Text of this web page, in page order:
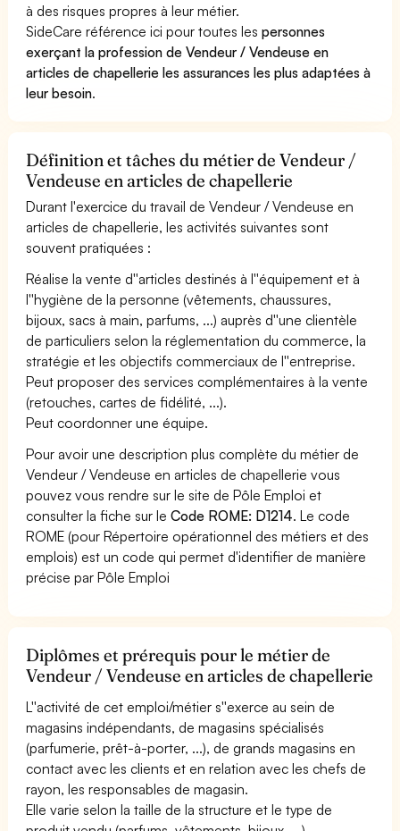
à des risques propres à leur métier.
SideCare référence ici pour toutes lespersonnes
exerçant la profession de Vendeur / Vendeuse en
articles de chapellerie les assurances les plus adaptées à
leur besoin.
Définition et tâches du métier de Vendeur /
Vendeuse en articles de chapellerie
Durant l'exercice du travail de Vendeur / Vendeuse en
articles de chapellerie, les activités suivantes sont
souvent pratiquées :
Réalise la vente d''articles destinés à l''équipement et à
l''hygiène de la personne (vêtements, chaussures,
bijoux, sacs à main, parfums, ...) auprès d''une clientèle
de particuliers selon la réglementation du commerce, la
stratégie et les objectifs commerciaux de l''entreprise.
Peut proposer des services complémentaires à la vente
(retouches, cartes de fidélité, ...).
Peut coordonner une équipe.
Pour avoir une description plus complète du métier de
Vendeur / Vendeuse en articles de chapellerie vous
pouvez vous rendre sur le site de Pôle Emploi et
consulter la fiche sur leCode ROME: D1214. Le code
ROME (pour Répertoire opérationnel des métiers et des
emplois) est un code qui permet d'identifier de manière
précise par Pôle Emploi
Diplômes et prérequis pour le métier de
Vendeur / Vendeuse en articles de chapellerie
L''activité de cet emploi/métier s''exerce au sein de
magasins indépendants, de magasins spécialisés
(parfumerie, prêt-à-porter, ...), de grands magasins en
contact avec les clients et en relation avec les chefs de
rayon, les responsables de magasin.
Elle varie selon la taille de la structure et le type de